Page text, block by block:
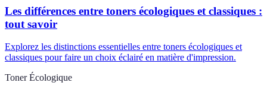
Les différences entre toners écologiques et classiques :
tout savoir
Explorez les distinctions essentielles entre toners écologiques et
classiques pour faire un choix éclairé en matière d'impression.
Toner Écologique